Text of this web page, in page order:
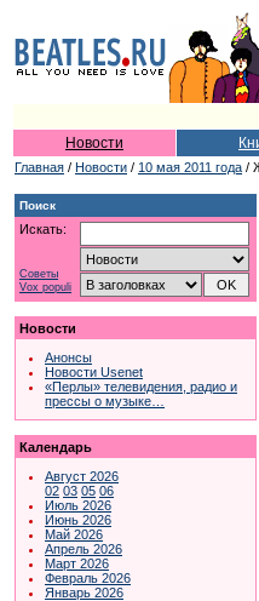
Новости
Главная / Новости / 10 мая 2011 года /
Поиск
Искать:
Советы
Vox populi
Новости
Анонсы
Новости Usenet
«Перлы» телевидения, радио и
прессы о музыке…
Календарь
Август 2026
02 03 05 06
Июль 2026
Июнь 2026
Май 2026
Апрель 2026
Март 2026
Февраль 2026
Январь 2026